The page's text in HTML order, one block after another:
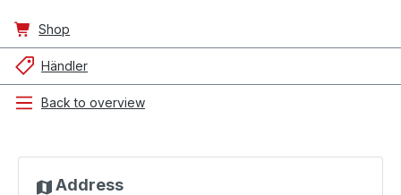
Shop
Händler
Back to overview
Address